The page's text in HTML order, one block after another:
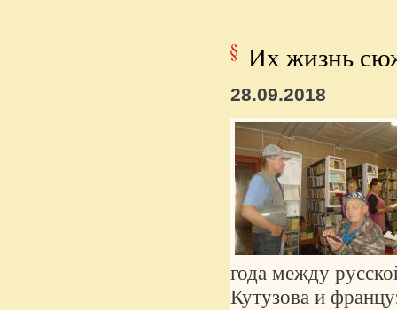
Их жизнь
28.09.2018
года между
Кутузова и